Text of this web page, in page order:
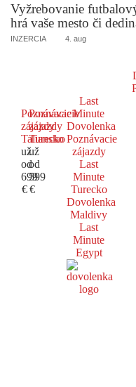
Vyžrebovanie
hrá vaše mesto či
INZERCIA 4. aug
Poznávacie
zájazdy
Taliansko
už
od
699
€
Poznávacie
zájazdy
Turecko
už
od
599
€
Last
Minute
Dovolenka
Poznávacie
zájazdy
Last
Minute
Turecko
Dovolenka
Maldivy
Last
Minute
Egypt